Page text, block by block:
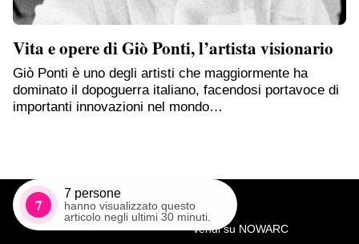
Vita e opere di Giò Ponti, l’artista visionario
Giò Ponti è uno degli artisti che maggiormente ha
dominato il dopoguerra italiano, facendosi portavoce di
importanti innovazioni nel mondo…
7
7 persone
hanno visualizzato questo
articolo negli ultimi 30 minuti.
Vendi su NOWARC